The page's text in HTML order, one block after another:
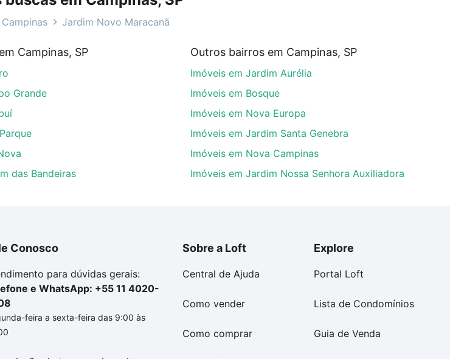
para você na Loft.
em Jardim Novo Maracanã, Campinas, SP que custam a partir de R$ 0 e com nossas
Se ainda tem alguma dúvida dos custos envolvidos no processo de compra,
gente para comprar o imóvel dos seus sonhos com segurança e conforto. Loft, com você
Jardim Novo Maracanã
Campinas, SP
Grande
das Bandeiras
Outros bairros em Campinas, SP
Imóveis em Jardim Aurélia
Imóveis em Bosque
Imóveis em Nova Europa
Imóveis em Jardim Santa Genebra
Imóveis em Nova Campinas
Imóveis em Jardim Nossa Senhora Auxiliadora
Conosco
para dúvidas gerais:
e WhatsApp: +55 11 4020-
feira a sexta-feira das 9:00 às
Sobre a Loft
Central de Ajuda
Como vender
Como comprar
Explore
Portal Loft
Lista de Condomínios
Guia de Venda